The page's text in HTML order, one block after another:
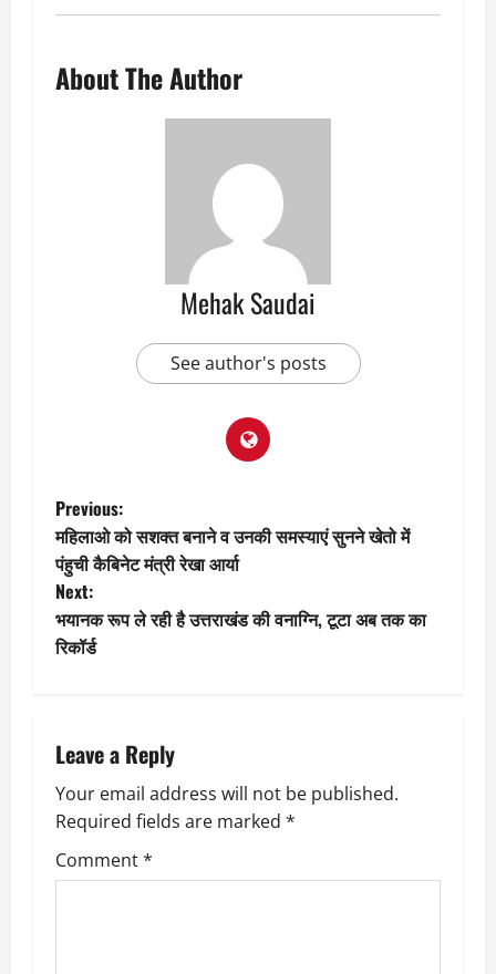
About The Author
Mehak Saudai
See author's posts
P
o
s
t
a
v
i
g
Previous:
महिलाओ को सशक्त बनाने व उनकी समस्याएं सुनने खेतो में
पंहुची कैबिनेट मंत्री रेखा आर्या
Next:
भयानक रूप ले रही है उत्तराखंड की वनाग्नि, टूटा अब तक का
रिकॉर्ड
Leave a Reply
Your email address will not be published.
Required fields are marked *
Comment*